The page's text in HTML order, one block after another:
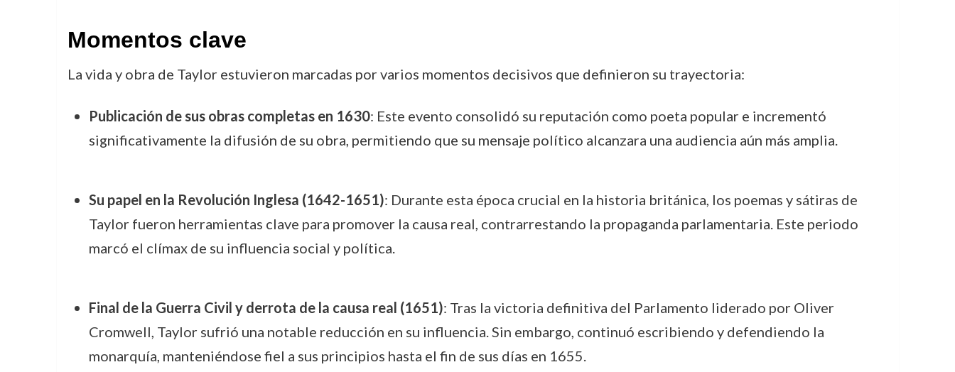
Momentos clave
La vida y obra de Taylor estuvieron marcadas por varios momentos decisivos que definieron su trayectoria:
Publicación de sus obras completas en 1630: Este evento consolidó su reputación como poeta popular e incrementó
significativamente la difusión de su obra, permitiendo que su mensaje político alcanzara una audiencia aún más amplia.
Su papel en la Revolución Inglesa (1642-1651): Durante esta época crucial en la historia británica, los poemas y sátiras de
Taylor fueron herramientas clave para promover la causa real, contrarrestando la propaganda parlamentaria. Este periodo
marcó el clímax de su influencia social y política.
Final de la Guerra Civil y derrota de la causa real (1651): Tras la victoria definitiva del Parlamento liderado por Oliver
Cromwell, Taylor sufrió una notable reducción en su influencia. Sin embargo, continuó escribiendo y defendiendo la
monarquía, manteniéndose fiel a sus principios hasta el fin de sus días en 1655.